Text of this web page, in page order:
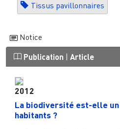
Tissus pavillonnaires
Notice
Publication | Article
2012
La biodiversité est-elle
habitants ?